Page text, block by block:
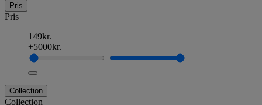
Pris
Pris
149kr.
+5000kr.
Collection
Collection